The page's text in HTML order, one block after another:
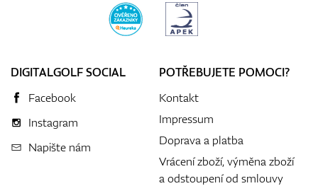
DIGITALGOLF SOCIAL
Facebook
Instagram
Napište nám
POTŘEBUJETE POMOCI?
Kontakt
Impressum
Doprava a platba
Vrácení zboží, výměna zboží
a odstoupení od smlouvy